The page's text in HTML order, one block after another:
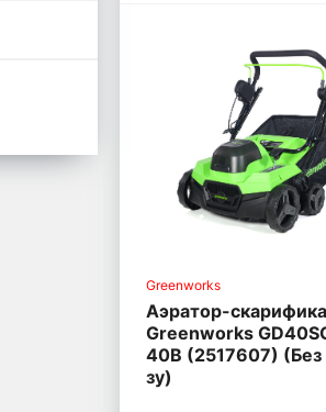
Greenworks
Аэратор-
Greenworks
40В (2517607) (Без
зу)